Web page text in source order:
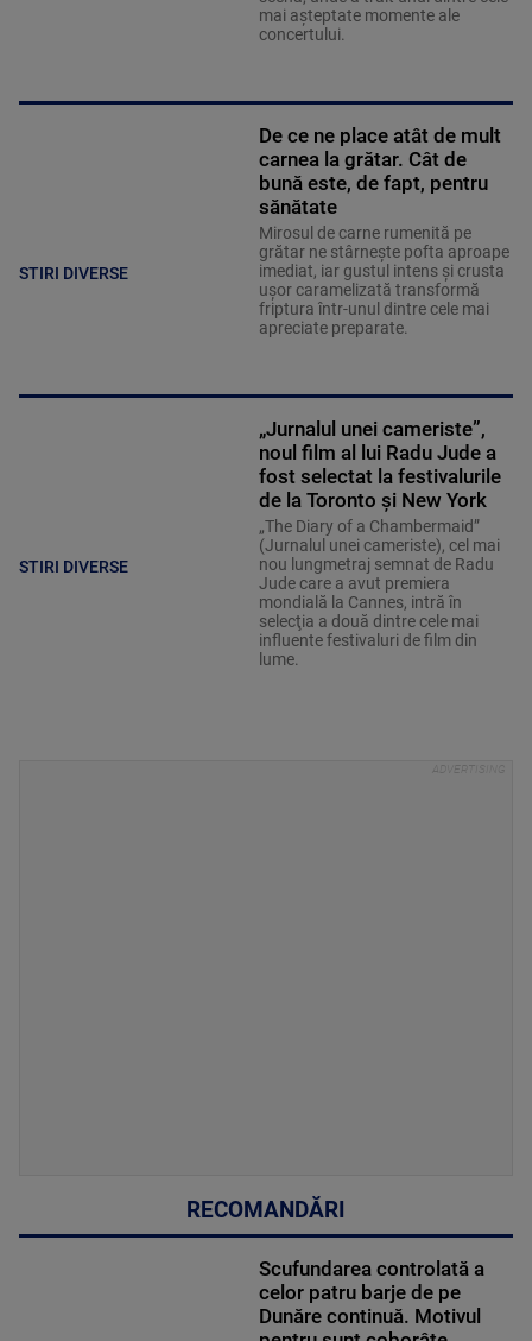
mai așteptate momente ale
concertului.
STIRI DIVERSE
De ce ne place atât de mult
carnea la grătar. Cât de
bună este, de fapt, pentru
sănătate
Mirosul de carne rumenită pe
grătar ne stârnește pofta aproape
imediat, iar gustul intens și crusta
ușor caramelizată transformă
friptura într-unul dintre cele mai
apreciate preparate.
STIRI DIVERSE
„Jurnalul unei cameriste”,
noul film al lui Radu Jude a
fost selectat la festivalurile
de la Toronto și New York
„The Diary of a Chambermaid”
(Jurnalul unei cameriste), cel mai
nou lungmetraj semnat de Radu
Jude care a avut premiera
mondială la Cannes, intră în
selecţia a două dintre cele mai
influente festivaluri de film din
lume.
RECOMANDĂRI
Scufundarea controlată a
celor patru barje de pe
Dunăre continuă. Motivul